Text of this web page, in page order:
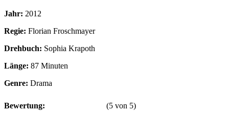
Jahr: 2012
Regie: Florian Froschmayer
Drehbuch: Sophia Krapoth
Länge: 87 Minuten
Genre: Drama
Bewertung: (5 von 5)